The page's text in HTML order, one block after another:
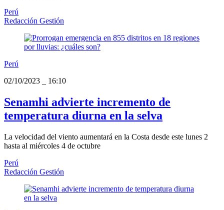
Perú
Redacción Gestión
Perú
02/10/2023
16:10
Senamhi advierte incremento de
temperatura diurna en la selva
La velocidad del viento aumentará en la Costa desde este lunes 2
hasta al miércoles 4 de octubre
Perú
Redacción Gestión